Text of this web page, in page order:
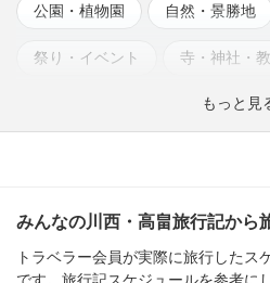
公園・植物園 自然・景勝地
祭り・イベント 寺・神社・
もっと見
みんなの川西・高畠旅行記から
トラベラー会員が実際に旅行したス
です。旅行記スケジュールを参考に